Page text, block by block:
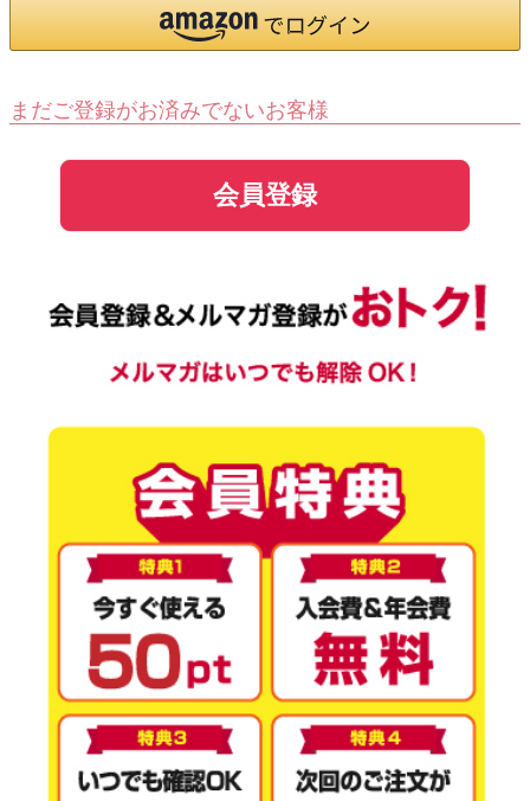
まだご登録がお済みでないお客様
会員登録